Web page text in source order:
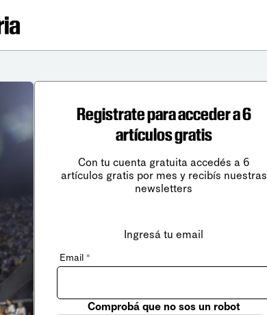
Registrate para acceder a 6
artículos gratis
Con tu cuenta gratuita accedés a 6
artículos gratis por mes y recibís nuestras
newsletters
Ingresá tu email
Email *
Comprobá que no sos un robot